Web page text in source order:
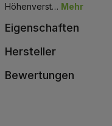
Höhenverst… Mehr
Eigenschaften
Hersteller
Bewertungen